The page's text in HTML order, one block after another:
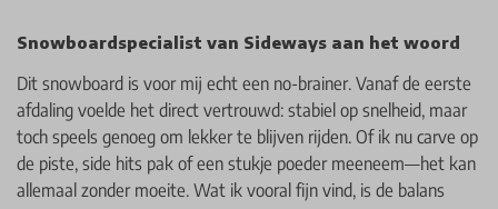
Snowboardspecialist van Sideways aan het woord
Dit snowboard is voor mij echt een no-brainer. Vanaf de eerste
afdaling voelde het direct vertrouwd: stabiel op snelheid, maar
toch speels genoeg om lekker te blijven rijden. Of ik nu carve op
de piste, side hits pak of een stukje poeder meeneem—het kan
allemaal zonder moeite. Wat ik vooral fijn vind, is de balans